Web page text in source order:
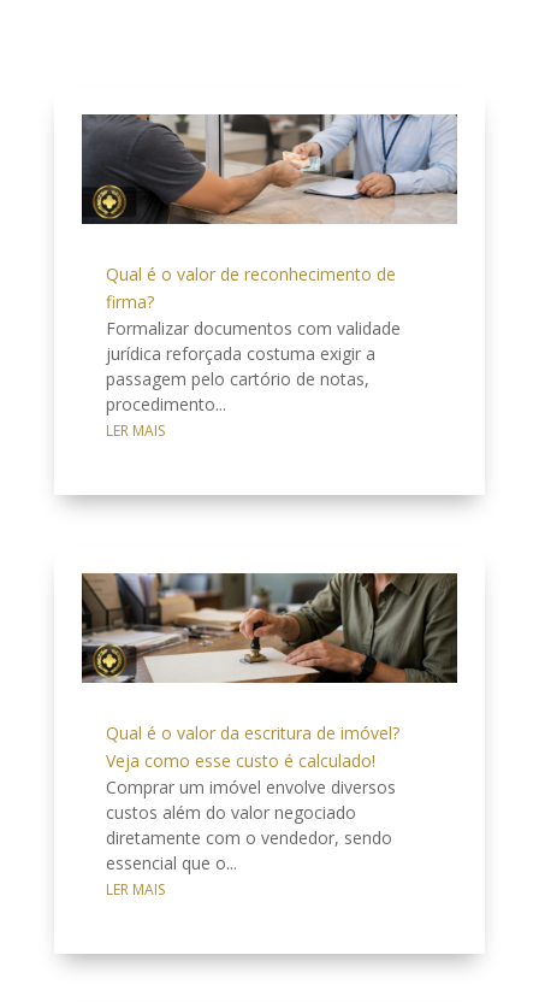
Qual é o valor de reconhecimento de
firma?
Formalizar documentos com validade
jurídica reforçada costuma exigir a
passagem pelo cartório de notas,
procedimento...
LER MAIS
Qual é o valor da escritura de imóvel?
Veja como esse custo é calculado!
Comprar um imóvel envolve diversos
custos além do valor negociado
diretamente com o vendedor, sendo
essencial que o...
LER MAIS